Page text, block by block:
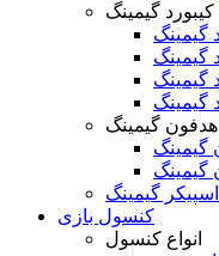
کیبورد گیمینگ
هدفون گیمینگ
اسپیکر گیمینگ
کنسول بازی
انواع کنسول